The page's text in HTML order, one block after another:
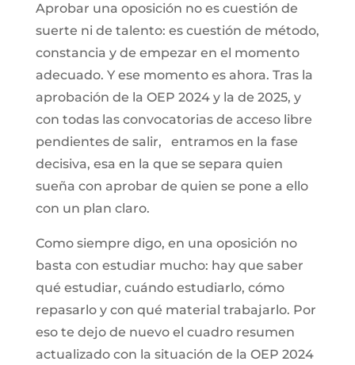
Aprobar una oposición no es cuestión de
suerte ni de talento: es cuestión de método,
constancia y de empezar en el momento
adecuado. Y ese momento es ahora. Tras la
aprobación de la OEP 2024 y la de 2025, y
con todas las convocatorias de acceso libre
pendientes de salir, entramos en la fase
decisiva, esa en la que se separa quien
sueña con aprobar de quien se pone a ello
con un plan claro.
Como siempre digo, en una oposición no
basta con estudiar mucho: hay que saber
qué estudiar, cuándo estudiarlo, cómo
repasarlo y con qué material trabajarlo. Por
eso te dejo de nuevo el cuadro resumen
actualizado con la situación de la OEP 2024